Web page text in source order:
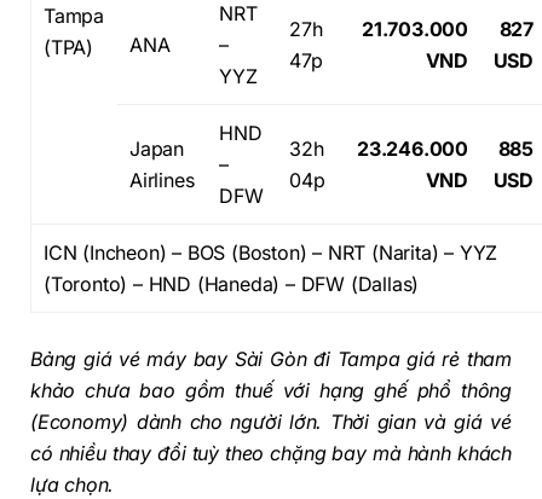
Tampa
(TPA)
ANA
NRT
–
YYZ
27h
47p
21.703.000
VND
827
USD
Japan
Airlines
HND
–
DFW
32h
04p
23.246.000
VND
885
USD
ICN (Incheon) – BOS (Boston) – NRT (Narita) – YYZ
(Toronto) – HND (Haneda) – DFW (Dallas)
Bảng giá vé máy bay Sài Gòn đi Tampa giá rẻ tham
khảo chưa bao gồm thuế với hạng ghế phổ thông
(Economy) dành cho người lớn. Thời gian và giá vé
có nhiều thay đổi tuỳ theo chặng bay mà hành khách
lựa chọn.